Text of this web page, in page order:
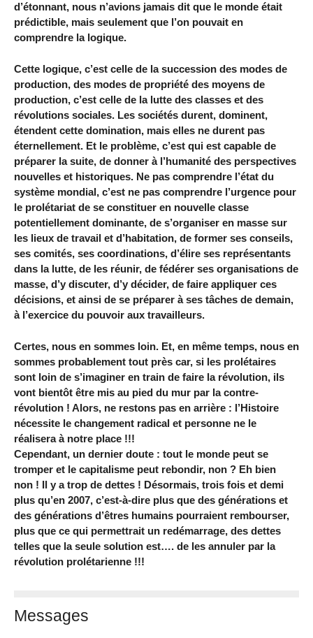
d’étonnant, nous n’avions jamais dit que le monde était
prédictible, mais seulement que l’on pouvait en
comprendre la logique.
Cette logique, c’est celle de la succession des modes de
production, des modes de propriété des moyens de
production, c’est celle de la lutte des classes et des
révolutions sociales. Les sociétés durent, dominent,
étendent cette domination, mais elles ne durent pas
éternellement. Et le problème, c’est qui est capable de
préparer la suite, de donner à l’humanité des perspectives
nouvelles et historiques. Ne pas comprendre l’état du
système mondial, c’est ne pas comprendre l’urgence pour
le prolétariat de se constituer en nouvelle classe
potentiellement dominante, de s’organiser en masse sur
les lieux de travail et d’habitation, de former ses conseils,
ses comités, ses coordinations, d’élire ses représentants
dans la lutte, de les réunir, de fédérer ses organisations de
masse, d’y discuter, d’y décider, de faire appliquer ces
décisions, et ainsi de se préparer à ses tâches de demain,
à l’exercice du pouvoir aux travailleurs.
Certes, nous en sommes loin. Et, en même temps, nous en
sommes probablement tout près car, si les prolétaires
sont loin de s’imaginer en train de faire la révolution, ils
vont bientôt être mis au pied du mur par la contre-
révolution ! Alors, ne restons pas en arrière : l’Histoire
nécessite le changement radical et personne ne le
réalisera à notre place !!!
Cependant, un dernier doute : tout le monde peut se
tromper et le capitalisme peut rebondir, non ? Eh bien
non ! Il y a trop de dettes ! Désormais, trois fois et demi
plus qu’en 2007, c’est-à-dire plus que des générations et
des générations d’êtres humains pourraient rembourser,
plus que ce qui permettrait un redémarrage, des dettes
telles que la seule solution est…. de les annuler par la
révolution prolétarienne !!!
Messages